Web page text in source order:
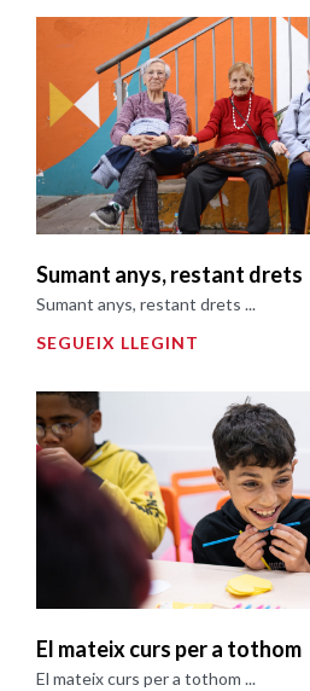
Sumant anys, restant drets
Sumant anys, restant drets ...
SEGUEIX LLEGINT
El mateix curs per a tothom
El mateix curs per a tothom ...